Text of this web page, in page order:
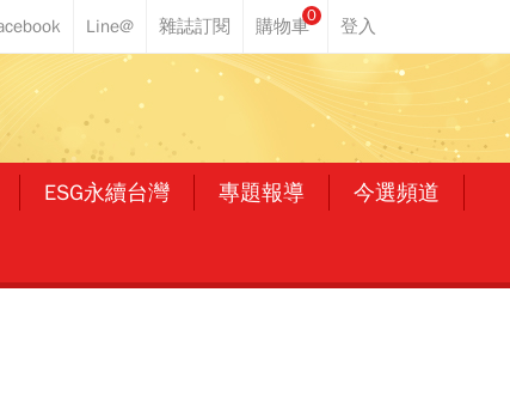
0
ESG永續台灣 專題報導 今選頻道